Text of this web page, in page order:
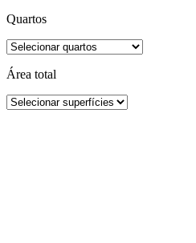
Quartos
Área total